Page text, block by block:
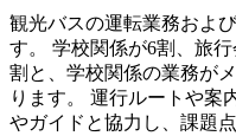
観光バスの運転業務およ
す。 学校関係が6割、旅
割と、学校関係の業務が
ります。 運行ルートや案
やガイドと協力し、課題